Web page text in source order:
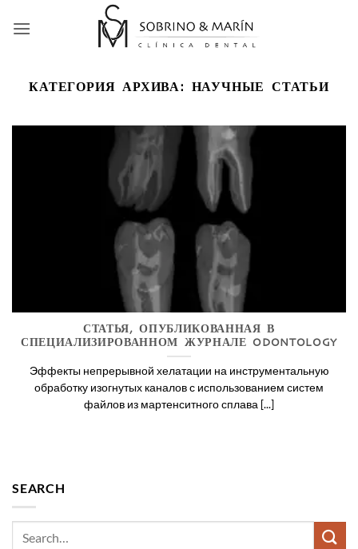
КАТЕГОРИЯ АРХИВА: НАУЧНЫЕ СТАТЬИ
СТАТЬЯ, ОПУБЛИКОВАННАЯ В
СПЕЦИАЛИЗИРОВАННОМ ЖУРНАЛЕ ODONTOLOGY
Эффекты непрерывной хелатации на инструментальную
обработку изогнутых каналов с использованием систем
файлов из мартенситного сплава [...]
SEARCH